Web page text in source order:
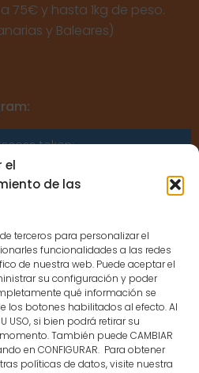
el
de las
terceros para personalizar el
funcionalidades a las redes
de nuestra web. Puede aceptar el
su configuración y poder
qué información se
los botones habilitados al efecto. Al
USO, si bien podrá retirar su
También puede CAMBIAR
en CONFIGURAR. Para obtener
políticas de datos, visite nuestra
a 75€ y hasta 1kg de peso.
y Baleares)
token:
are not allowed
is not a confirmed